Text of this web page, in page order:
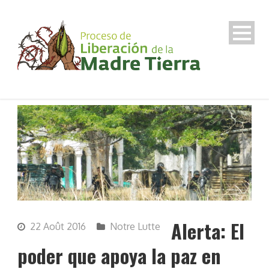
22 Août 2016 Notre Lutte
Alerta: El
poder que apoya la paz en